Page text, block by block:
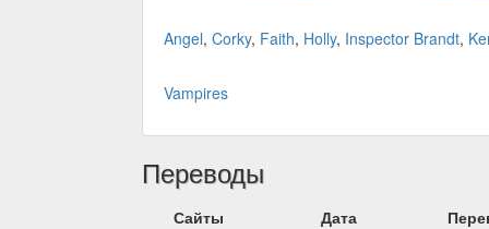
Angel, Corky, Faith, Holly, Inspector Brandt,
Vampires
Переводы
Сайты Дата